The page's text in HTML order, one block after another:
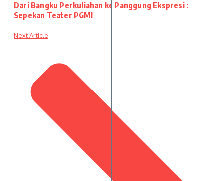
Dari Bangku Perkuliahan ke Panggung Ekspresi :
Sepekan Teater PGMI
Next Article